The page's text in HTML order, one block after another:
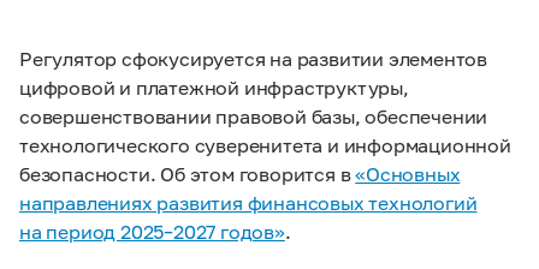
Регулятор сфокусируется на развитии элементов
цифровой и платежной инфраструктуры,
совершенствовании правовой базы, обеспечении
технологического суверенитета и информационной
безопасности. Об этом говорится в«Основных
направлениях развития финансовых технологий
на период2025–2027 годов».